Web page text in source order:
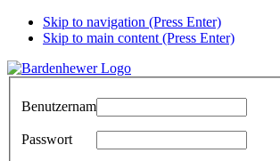
Skip to navigation (Press Enter)
Skip to main content (Press Enter)
Benutzername
Passwort